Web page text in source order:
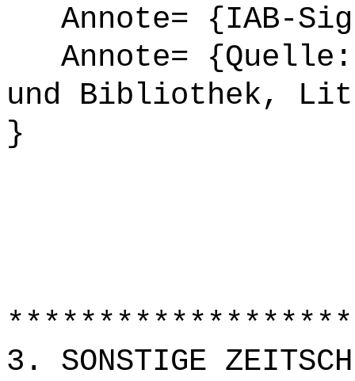
Annote= {IAB-
Annote= {Quelle:
und Bibliothek,
}
3. SONSTIGE